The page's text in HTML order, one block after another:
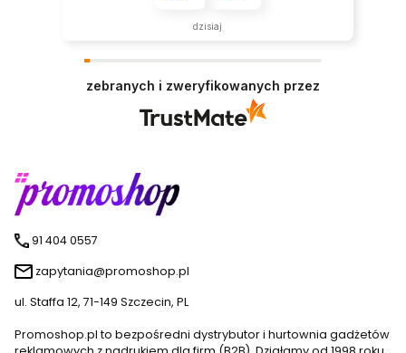
dzisiaj
zebranych i zweryfikowanych przez
91 404 0557
zapytania@promoshop.pl
ul. Staffa 12, 71-149 Szczecin, PL
Promoshop.pl to bezpośredni dystrybutor i hurtownia gadżetów